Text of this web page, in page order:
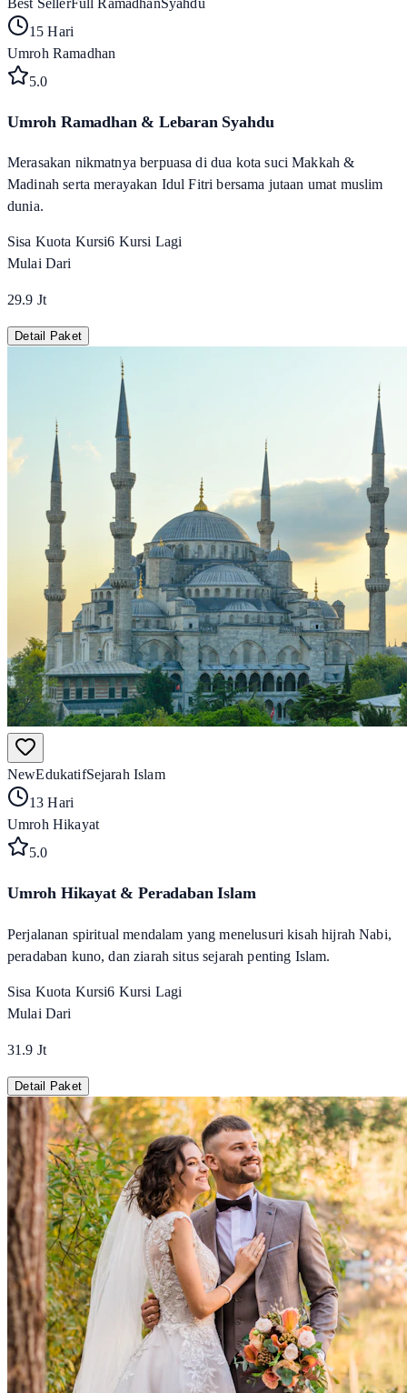
15 Hari
Umroh Ramadhan
5.0
Umroh Ramadhan & Lebaran Syahdu
Merasakan nikmatnya berpuasa di dua kota suci Makkah &
Madinah serta merayakan Idul Fitri bersama jutaan umat muslim
dunia.
Sisa Kuota Kursi6 Kursi Lagi
Mulai Dari
29.9 Jt
Detail Paket
NewEdukatifSejarah Islam
13 Hari
Umroh Hikayat
5.0
Umroh Hikayat & Peradaban Islam
Perjalanan spiritual mendalam yang menelusuri kisah hijrah Nabi,
peradaban kuno, dan ziarah situs sejarah penting Islam.
Sisa Kuota Kursi6 Kursi Lagi
Mulai Dari
31.9 Jt
Detail Paket